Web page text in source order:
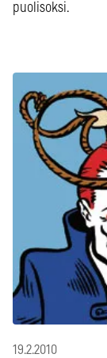
puolisoksi.
19.2.2010